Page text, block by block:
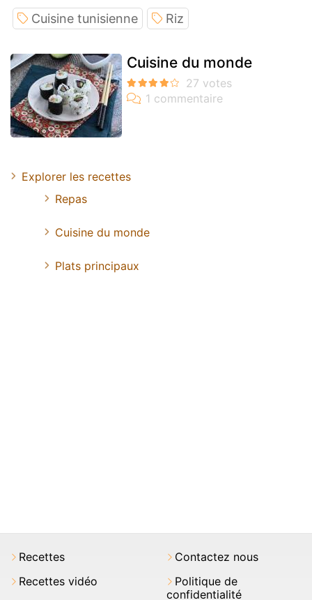
Cuisine tunisienne Riz
Cuisine du monde
Explorer les recettes
Repas
Cuisine du monde
Plats principaux
Recettes
Recettes vidéo
Contactez nous
Politique de
confidentialité